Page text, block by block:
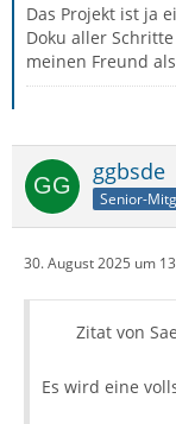
Das Projekt ist ja
Doku aller
meinen Freund
ggbsde
Senior-
30. August 2025 um
Zitat von
Es wird eine